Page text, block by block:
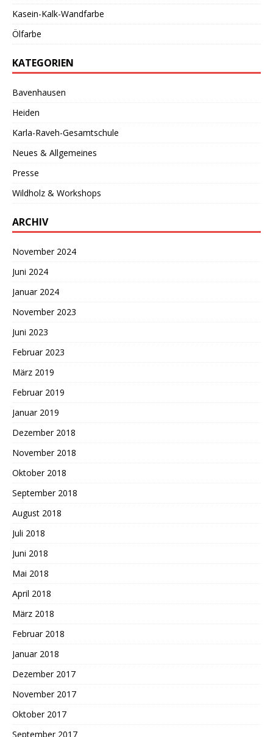
Kasein-Kalk-Wandfarbe
Ölfarbe
KATEGORIEN
Bavenhausen
Heiden
Karla-Raveh-Gesamtschule
Neues & Allgemeines
Presse
Wildholz & Workshops
ARCHIV
November 2024
Juni 2024
Januar 2024
November 2023
Juni 2023
Februar 2023
März 2019
Februar 2019
Januar 2019
Dezember 2018
November 2018
Oktober 2018
September 2018
August 2018
Juli 2018
Juni 2018
Mai 2018
April 2018
März 2018
Februar 2018
Januar 2018
Dezember 2017
November 2017
Oktober 2017
September 2017